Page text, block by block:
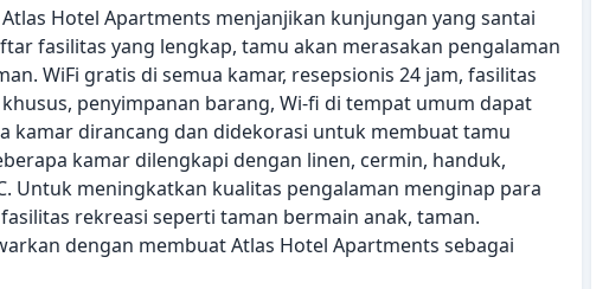
Hotel Apartments menjanjikan kunjungan yang santai
fasilitas yang lengkap, tamu akan merasakan pengalaman
WiFi gratis di semua kamar, resepsionis 24 jam, fasilitas
penyimpanan barang, Wi-fi di tempat umum dapat
kamar dirancang dan didekorasi untuk membuat tamu
kamar dilengkapi dengan linen, cermin, handuk,
Untuk meningkatkan kualitas pengalaman menginap para
rekreasi seperti taman bermain anak, taman.
dengan membuat Atlas Hotel Apartments sebagai